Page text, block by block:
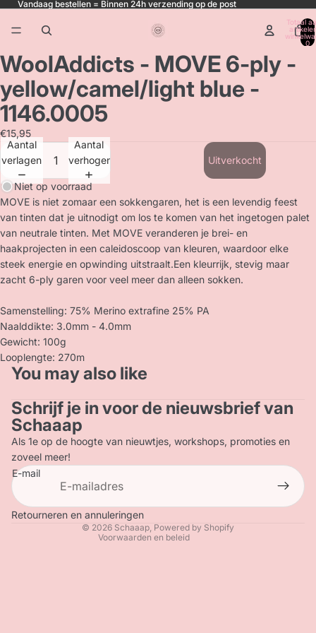
Vandaag bestellen = Binnen 24h verzending op de post
Totaal
0
WoolAddicts - MOVE 6-ply -
yellow/camel/light blue -
1146.0005
€15,95
Aantal
verlagen
Aantal
verhogen
Uitverkocht
Niet op voorraad
MOVE is niet zomaar een sokkengaren, het is een levendig feest
van tinten dat je uitnodigt om los te komen van het ingetogen palet
van neutrale tinten. Met MOVE veranderen je brei- en
haakprojecten in een caleidoscoop van kleuren, waardoor elke
steek energie en opwinding uitstraalt.Een kleurrijk, stevig maar
zacht 6-ply garen voor veel meer dan alleen sokken.
Samenstelling: 75% Merino extrafine 25% PA
Naalddikte: 3.0mm - 4.0mm
Gewicht: 100g
Looplengte: 270m
You may also like
Schrijf je in voor de nieuwsbrief van
Schaaap
Als 1e op de hoogte van nieuwtjes, workshops, promoties en
zoveel meer!
E-mail
Retourneren en annuleringen
© 2026 Schaaap, Powered by Shopify
Voorwaarden en beleid
Privacybeleid
Terugbetalingsbeleid
Contactgegevens
Algemene voorwaarden
Wettelijke kennisgeving